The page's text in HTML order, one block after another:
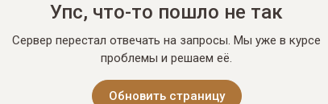
Упс, что-то пошло не так
Сервер перестал отвечать на запросы. Мы уже в курсе
проблемы и решаем её.
Обновить страницу